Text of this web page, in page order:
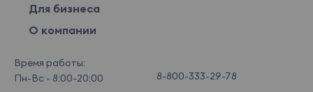
Для бизнеса
О компании
Время работы:
Пн-Вс - 8:00-20:00
8-800-333-29-78